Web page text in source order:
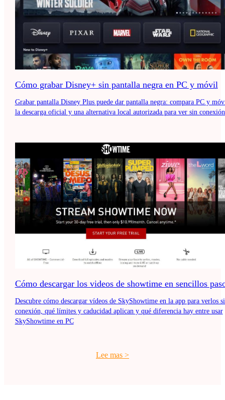
Cómo grabar Disney+ sin pantalla negra en PC y móvil
Grabar pantalla Disney Plus puede dar pantalla negra: compara PC y
la descarga oficial y una alternativa local autorizada para ver sin
Cómo descargar los videos de showtime en sencillos
Descubre cómo descargar vídeos de SkyShowtime en la app para verlos
conexión, qué límites y caducidad aplican y qué diferencia hay entre usar
SkyShowtime en PC
Lee mas >